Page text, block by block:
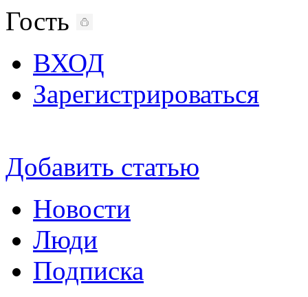
Гость
ВХОД
Зарегистрироваться
Добавить статью
Новости
Люди
Подписка